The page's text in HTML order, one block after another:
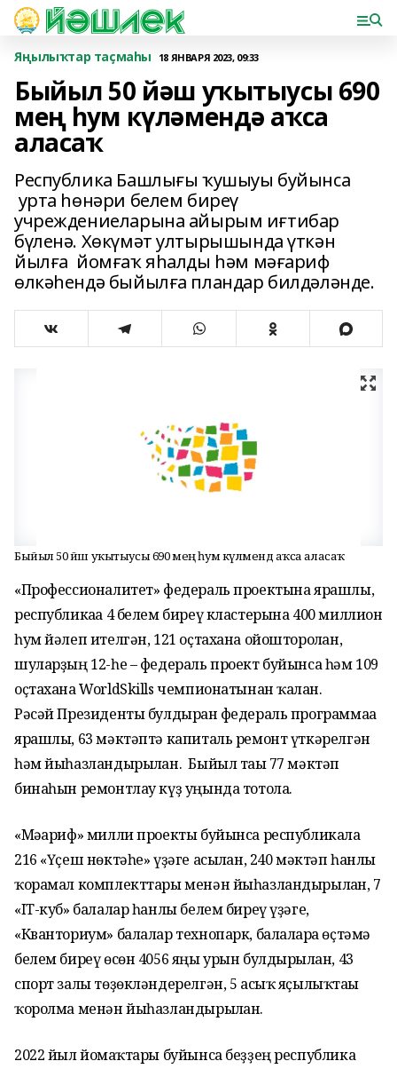
Яңылыҡтар таҫмаһы 18 ЯНВАРЯ 2023, 09:33
Быйыл 50 йәш уҡытыусы 690
мең һум күләмендә аҡса
аласаҡ
Республика Башлығы ҡушыуы буйынса
урта һөнәри белем биреү
учреждениеларына айырым иғтибар
бүленә. Хөкүмәт ултырышында үткән
йылға йомғаҡ яһалды һәм мәғариф
өлкәһендә быйылға пландар билдәләнде.
Быйыл 50 йәш уҡытыусы 690 мең һум күләмендә аҡса аласаҡ
«Профессионалитет» федераль проектына ярашлы,
республикаға 4 белем биреү кластерына 400 миллион
һум йәлеп ителгән, 121 оҫтахана ойошторолған,
шуларҙың 12-һе – федераль проект буйынса һәм 109
оҫтахана WorldSkills чемпионатынан ҡалған.
Рәсәй Президенты булдырған федераль программаға
ярашлы, 63 мәктәптә капиталь ремонт үткәрелгән
һәм йыһазландырылған. Быйыл тағы 77 мәктәп
бинаһын ремонтлау күҙ уңында тотола.
«Мәғариф» милли проекты буйынса республикала
216 «Үҫеш нөктәһе» үҙәге асылған, 240 мәктәп һанлы
ҡорамал комплекттары менән йыһазландырылған, 7
«IT-куб» балалар һанлы белем биреү үҙәге,
«Кванториум» балалар технопарк, балаларға өҫтәмә
белем биреү өсөн 4056 яңы урын булдырылған, 43
спорт залы төҙөкләндерелгән, 5 асыҡ яҫылыҡтағы
ҡоролма менән йыһазландырылған.
2022 йыл йомғаҡтары буйынса беҙҙең республика